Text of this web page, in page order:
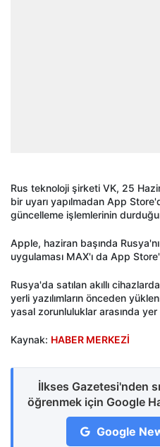
Rus teknoloji şirketi VK, 25
bir uyarı yapılmadan App
güncelleme işlemlerinin
Apple, haziran başında
uygulaması MAX'ı da App
Rusya'da satılan akıllı
yerli yazılımların önceden
yasal zorunluluklar arasında yer
Kaynak: HABER MERKEZİ
İlkses Gazetesi'nden
öğrenmek için Google
Google